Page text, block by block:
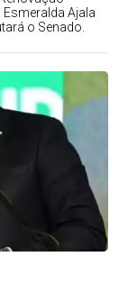
Ajala
o Senado.